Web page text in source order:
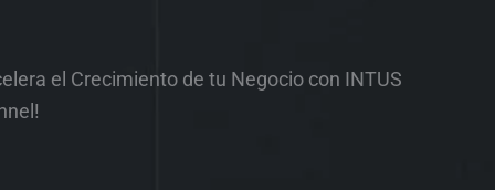
el Crecimiento de tu Negocio con INTUS